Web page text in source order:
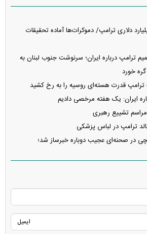
دلاری ترامپ/ دموکرات‌ها آماده تحقیقات
ترامپ درباره ایران؛ سرنوشت جنوب لبنان به
خورد
ترامپ قدرت هسته‌ای روسیه را به رخ کشید
ایران: یک هفته مرخصی دادیم
تشییع رهبری
ترامپ در لباس پزشکی
در صحنه‌ای عجیب دوباره خبرساز شد؛